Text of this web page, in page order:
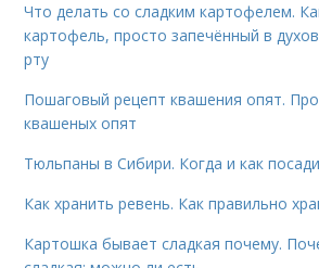
Что делать со сладким картофелем.
картофель, просто запечённый в
рту
Пошаговый рецепт квашения опят.
квашеных опят
Тюльпаны в Сибири. Когда и как
Как хранить ревень. Как правильно
Картошка бывает сладкая почему.